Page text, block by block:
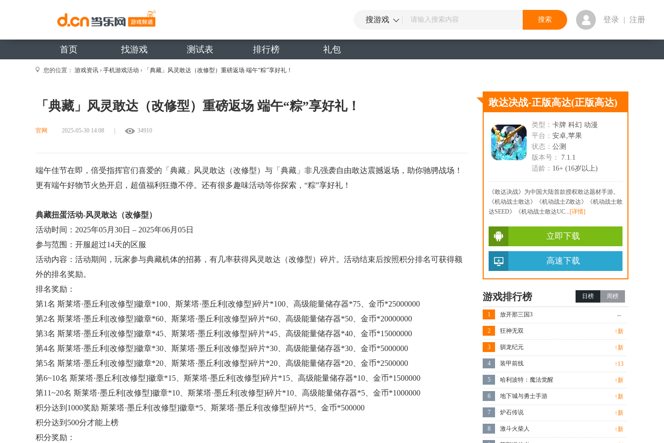
搜游戏 登录 | 注册
首页 找游戏 测试表 排行榜 礼包
您的位置： 游戏资讯 › 手机游戏活动 › 「典藏」风灵敢达（改修型）重磅返场 端午“粽”享好礼！
「典藏」风灵敢达（改修型）重磅返场 端午“粽”享好礼！
官网 2025-05-30 14:08 34910
端午佳节在即，倍受指挥官们喜爱的「典藏」风灵敢达（改修型）与「典藏」非凡强袭自由敢达震撼返场，助你驰骋战场！
更有端午好物节火热开启，超值福利狂撒不停。还有很多趣味活动等你探索，“粽”享好礼！
典藏扭蛋活动-风灵敢达（改修型）
活动时间：2025年05月30日 – 2025年06月05日
参与范围：开服超过14天的区服
活动内容：活动期间，玩家参与典藏机体的招募，有几率获得风灵敢达（改修型）碎片。活动结束后按照积分排名可获得额
外的排名奖励。
排名奖励：
第1名 斯莱塔·墨丘利[改修型]徽章*100、斯莱塔·墨丘利[改修型]碎片*100、高级能量储存器*75、金币*25000000
第2名 斯莱塔·墨丘利[改修型]徽章*60、斯莱塔·墨丘利[改修型]碎片*60、高级能量储存器*50、金币*20000000
第3名 斯莱塔·墨丘利[改修型]徽章*45、斯莱塔·墨丘利[改修型]碎片*45、高级能量储存器*40、金币*15000000
第4名 斯莱塔·墨丘利[改修型]徽章*30、斯莱塔·墨丘利[改修型]碎片*30、高级能量储存器*30、金币*5000000
第5名 斯莱塔·墨丘利[改修型]徽章*20、斯莱塔·墨丘利[改修型]碎片*20、高级能量储存器*20、金币*2500000
第6~10名 斯莱塔·墨丘利[改修型]徽章*15、斯莱塔·墨丘利[改修型]碎片*15、高级能量储存器*10、金币*1500000
第11~20名 斯莱塔·墨丘利[改修型]徽章*10、斯莱塔·墨丘利[改修型]碎片*10、高级能量储存器*5、金币*1000000
积分达到1000奖励 斯莱塔·墨丘利[改修型]徽章*5、斯莱塔·墨丘利[改修型]碎片*5、金币*500000
积分达到500分才能上榜
积分奖励：
敢达决战-正版高达(正版高达)
类型： 卡牌 科幻 动漫
平台： 安卓,苹果
状态： 公测
版本号：
7.1.1
适龄： 16+ (16岁以上)
《敢达决战》为中国大陆首款授权敢达题材手游。
《机动战士敢达》《机动战士Z敢达》《机动战士敢
达SEED》《机动战士敢达UC...[详情]
立即下载
高速下载
游戏排行榜 日榜 周榜
1 放开那三国3 --
2 狂神无双 ↑新
3 驯龙纪元 ↑新
4 装甲前线 ↑13
5 哈利波特：魔法觉醒 ↑新
6 地下城与勇士手游 ↑新
7 炉石传说 ↑新
8 激斗火柴人 ↑新